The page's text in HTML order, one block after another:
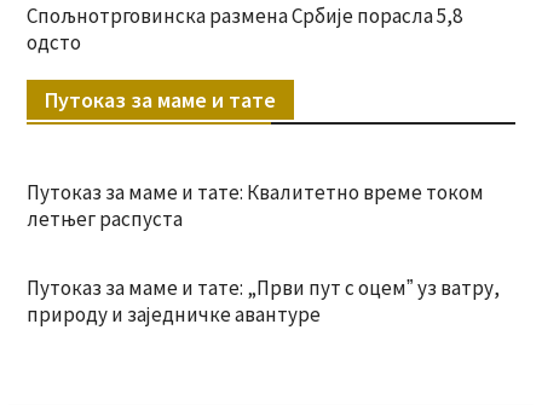
Спољнотрговинска размена Србије порасла 5,8
одсто
Путоказ за маме и тате
Путоказ за маме и тате: Квалитетно време током
летњег распуста
Путоказ за маме и тате: „Први пут с оцемˮ уз ватру,
природу и заједничке авантуре